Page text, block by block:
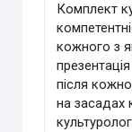
Комплект
кожного з
після
на засадах